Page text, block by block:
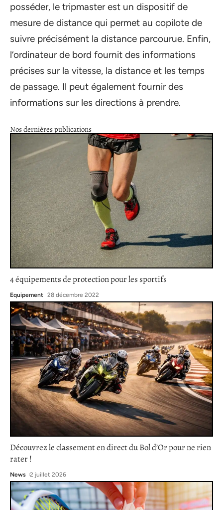
posséder, le tripmaster est un dispositif de
mesure de distance qui permet au copilote de
suivre précisément la distance parcourue. Enfin,
l’ordinateur de bord fournit des informations
précises sur la vitesse, la distance et les temps
de passage. Il peut également fournir des
informations sur les directions à prendre.
Nos dernières publications
4 équipements de protection pour les sportifs
Equipement 28 décembre 2022
Découvrez le classement en direct du Bol d’Or pour ne rien
rater !
News 2 juillet 2026